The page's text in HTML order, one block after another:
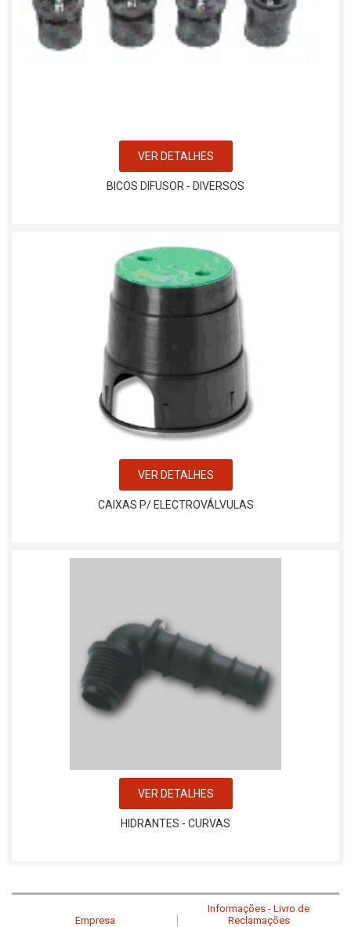
VER DETALHES
BICOS DIFUSOR - DIVERSOS
VER DETALHES
CAIXAS P/ ELECTROVÁLVULAS
VER DETALHES
HIDRANTES - CURVAS
Empresa
Informações - Livro de
Reclamações